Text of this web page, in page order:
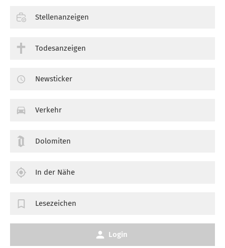
Stellenanzeigen
Todesanzeigen
Newsticker
Verkehr
Dolomiten
In der Nähe
Lesezeichen
Login